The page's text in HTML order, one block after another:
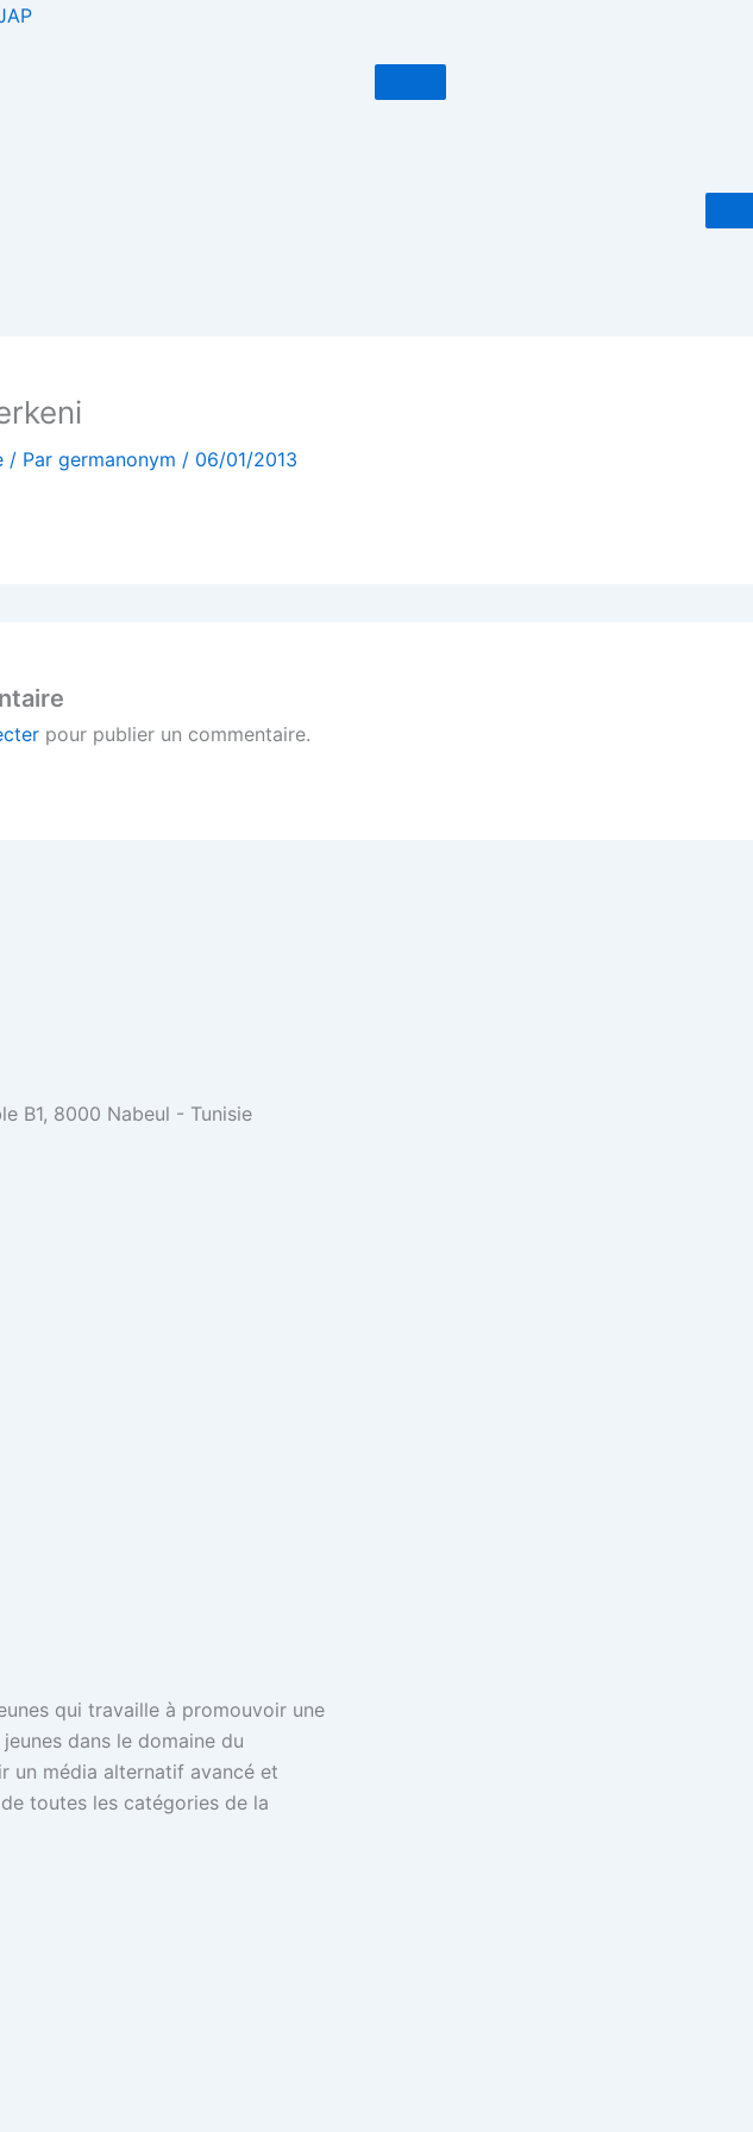
/ Par germanonym / 06/01/2013
pour publier un commentaire.
B1, 8000 Nabeul - Tunisie
qui travaille à promouvoir une
dans le domaine du
un média alternatif avancé et
toutes les catégories de la